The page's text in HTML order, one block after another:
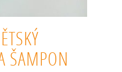
ŠAMPON